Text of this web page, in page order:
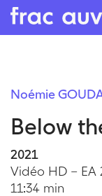
content
Noémie
Below
2021
Vidéo HD – EA
11:34 min